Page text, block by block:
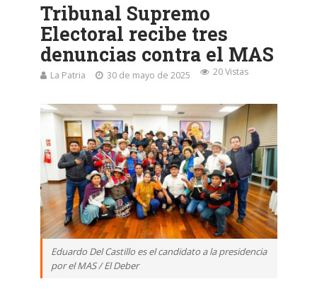
Tribunal Supremo
Electoral recibe tres
denuncias contra el MAS
La Patria 30 de mayo de 2025 20 Vistas
Eduardo Del Castillo es el candidato a la presidencia
por el MAS / El Deber